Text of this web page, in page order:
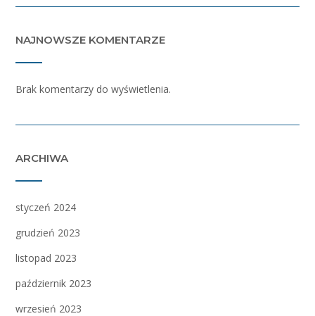
NAJNOWSZE KOMENTARZE
Brak komentarzy do wyświetlenia.
ARCHIWA
styczeń 2024
grudzień 2023
listopad 2023
październik 2023
wrzesień 2023